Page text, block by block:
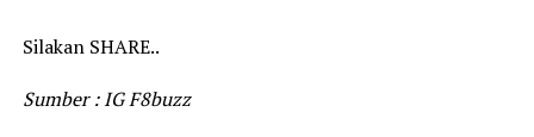
Silakan SHARE..
Sumber : IG F8buzz